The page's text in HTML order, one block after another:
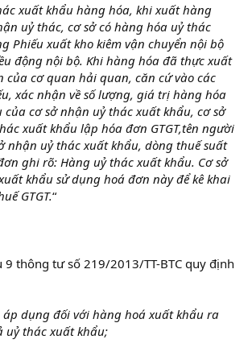
xuất khẩu hàng hóa, khi xuất hàng
uỷ thác, cơ sở có hàng hóa uỷ thác
Phiếu xuất kho kiêm vận chuyển nội bộ
động nội bộ. Khi hàng hóa đã thực xuất
của cơ quan hải quan, căn cứ vào các
xác nhận về số lượng, giá trị hàng hóa
của cơ sở nhận uỷ thác xuất khẩu, cơ sở
xuất khẩu lập hóa đơn GTGT,tên người
nhận uỷ thác xuất khẩu, dòng thuế suất
ghi rõ: Hàng uỷ thác xuất khẩu. Cơ sở
khẩu sử dụng hoá đơn này để kê khai
GTGT.“
9 thông tư số 219/2013/TT-BTC quy định
áp dụng đối với hàng hoá xuất khẩu ra
uỷ thác xuất khẩu;